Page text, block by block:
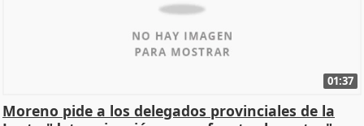
01:37
Moreno pide a los delegados provinciales de la